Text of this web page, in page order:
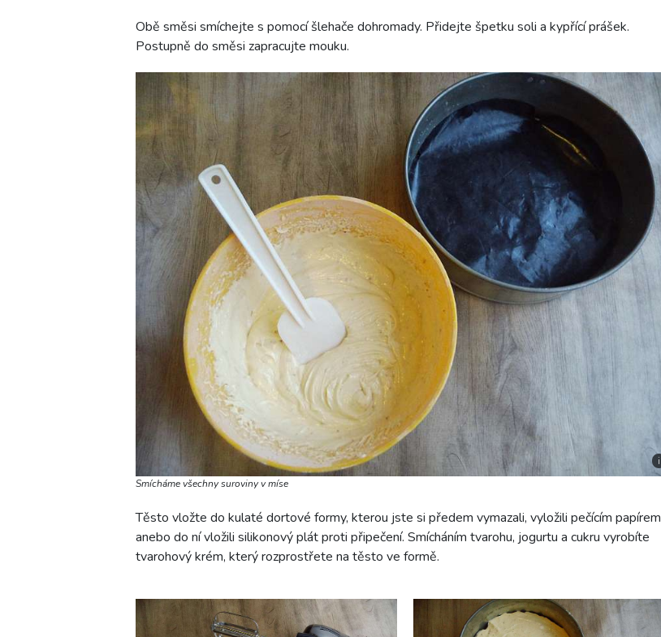
Obě směsi smíchejte s pomocí šlehače dohromady. Přidejte špetku soli a kypřící prášek.
Postupně do směsi zapracujte mouku.
i
Smícháme všechny suroviny v míse
Těsto vložte do kulaté dortové formy, kterou jste si předem vymazali, vyložili pečícím papírem
anebo do ní vložili silikonový plát proti připečení. Smícháním tvarohu, jogurtu a cukru vyrobíte
tvarohový krém, který rozprostřete na těsto ve formě.